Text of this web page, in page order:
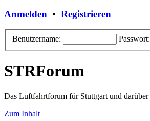
Anmelden • Registrieren
Benutzername: Passwort:
STRForum
Das Luftfahrtforum für Stuttgart und darüber
Zum Inhalt